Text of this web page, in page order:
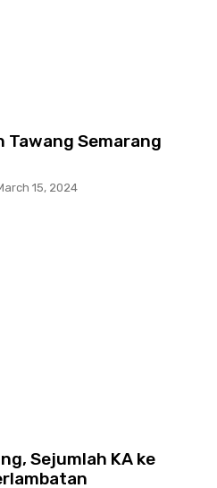
Semarang
15, 2024
Sejumlah KA ke